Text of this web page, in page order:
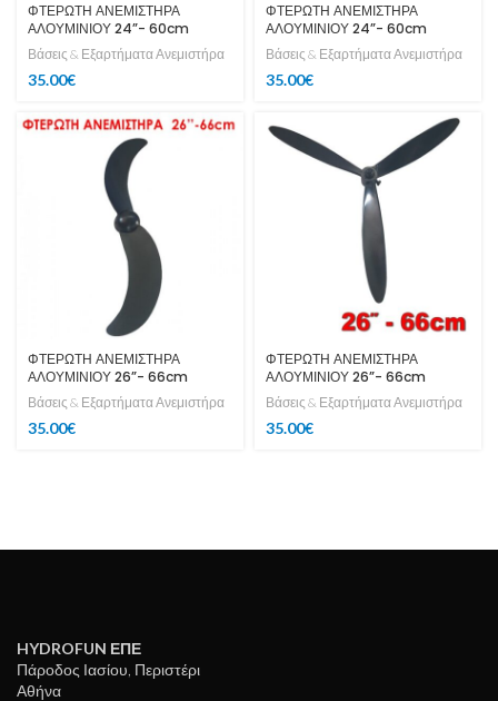
ΦΤΕΡΩΤΗ ΑΝΕΜΙΣΤΗΡΑ
ΑΛΟΥΜΙΝΙΟΥ 24”- 60cm
Βάσεις & Εξαρτήματα Ανεμιστήρα
35.00€
ΦΤΕΡΩΤΗ ΑΝΕΜΙΣΤΗΡΑ
ΑΛΟΥΜΙΝΙΟΥ 24”- 60cm
Βάσεις & Εξαρτήματα Ανεμιστήρα
35.00€
ΦΤΕΡΩΤΗ ΑΝΕΜΙΣΤΗΡΑ
ΑΛΟΥΜΙΝΙΟΥ 26”- 66cm
Βάσεις & Εξαρτήματα Ανεμιστήρα
35.00€
ΦΤΕΡΩΤΗ ΑΝΕΜΙΣΤΗΡΑ
ΑΛΟΥΜΙΝΙΟΥ 26”- 66cm
Βάσεις & Εξαρτήματα Ανεμιστήρα
35.00€
HYDROFUN ΕΠΕ
Πάροδος Ιασίου, Περιστέρι
Αθήνα